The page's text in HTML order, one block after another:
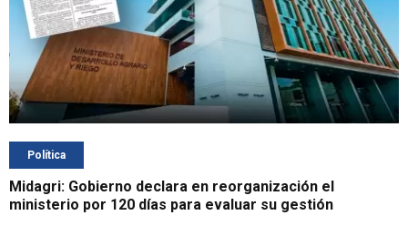
Política
Midagri: Gobierno declara en reorganización el
ministerio por 120 días para evaluar su gestión